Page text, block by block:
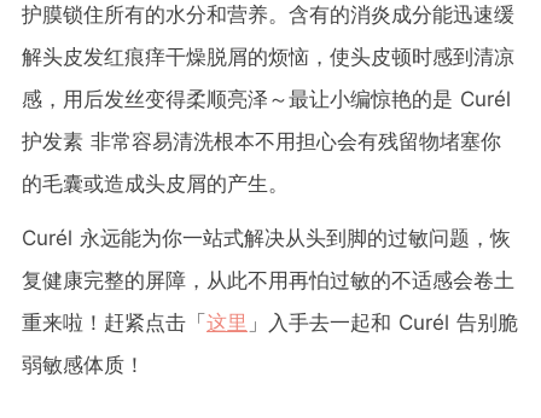
护膜锁住所有的水分和营养。含有的消炎成分能迅速缓
解头皮发红痕痒干燥脱屑的烦恼，使头皮顿时感到清凉
感，用后发丝变得柔顺亮泽～最让小编惊艳的是 Curél
护发素 非常容易清洗根本不用担心会有残留物堵塞你
的毛囊或造成头皮屑的产生。
Curél 永远能为你一站式解决从头到脚的过敏问题，恢
复健康完整的屏障，从此不用再怕过敏的不适感会卷土
重来啦！赶紧点击「这里 」入手去一起和 Curél 告别脆
弱敏感体质！